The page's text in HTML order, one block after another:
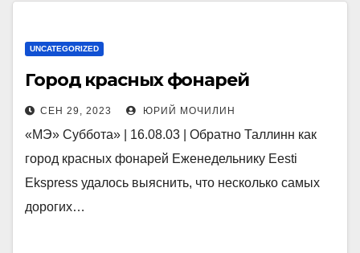
UNCATEGORIZED
Город красных фонарей
СЕН 29, 2023 ЮРИЙ МОЧИЛИН
«МЭ» Суббота» | 16.08.03 | Обратно Таллинн как
город красных фонарей Еженедельнику Eesti
Ekspress удалось выяснить, что несколько самых
дорогих…